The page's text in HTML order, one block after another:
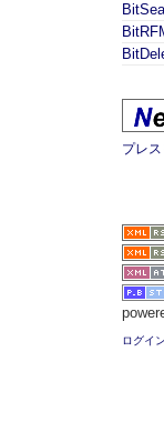
プレ
ログイン